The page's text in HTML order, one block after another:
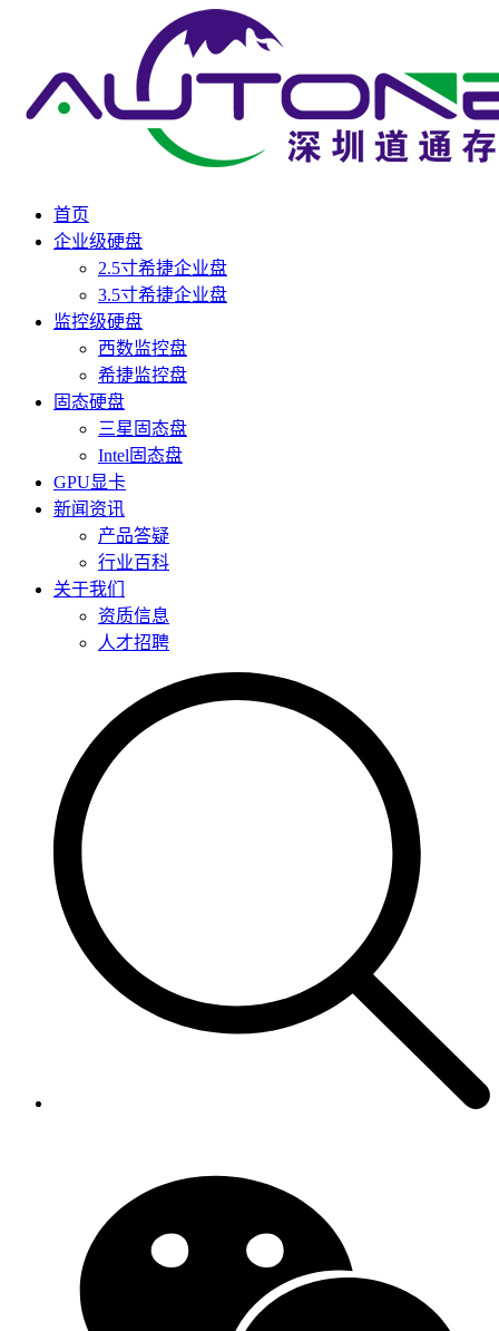
首页
企业级硬盘
2.5寸希捷企业盘
3.5寸希捷企业盘
监控级硬盘
西数监控盘
希捷监控盘
固态硬盘
三星固态盘
Intel固态盘
GPU显卡
新闻资讯
产品答疑
行业百科
关于我们
资质信息
人才招聘